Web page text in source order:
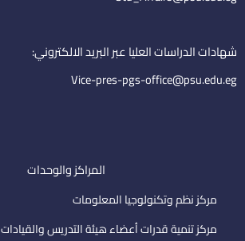
i
l
شهادات الدراسات العليا عبر البريد الالكتروني:
Vice-pres-pgs-office@psu.edu.eg
المراكز والوحدات
مركز نظم وتكنولوجيا المعلومات
مركز تنمية قدرات أعضاء هيئة التدريس والقيادات